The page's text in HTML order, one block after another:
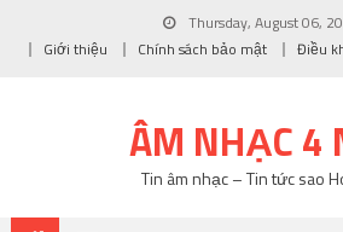
Thursday, August 06,
Giới thiệu
Chính sách bảo mật Điều
ÂM NHẠC 4
Tin âm nhạc – Tin tức sao